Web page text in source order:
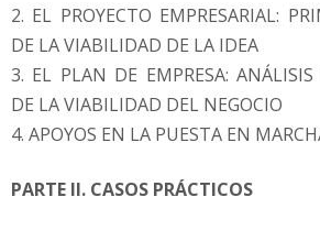
2. EL PROYECTO EMPRESARIAL:
DE LA VIABILIDAD DE LA IDEA
3. EL PLAN DE EMPRESA:
DE LA VIABILIDAD DEL NEGOCIO
4. APOYOS EN LA PUESTA EN
PARTE II. CASOS PRÁCTICOS